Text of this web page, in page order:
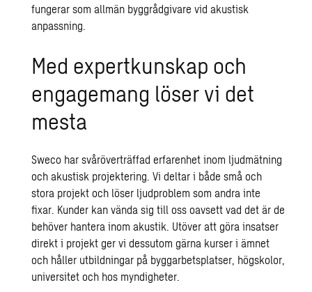
fungerar som allmän byggrådgivare vid akustisk
anpassning.
Med expertkunskap och
engagemang löser vi det
mesta
Sweco har svåröverträffad erfarenhet inom ljudmätning
och akustisk projektering. Vi deltar i både små och
stora projekt och löser ljudproblem som andra inte
fixar. Kunder kan vända sig till oss oavsett vad det är de
behöver hantera inom akustik. Utöver att göra insatser
direkt i projekt ger vi dessutom gärna kurser i ämnet
och håller utbildningar på byggarbetsplatser, högskolor,
universitet och hos myndigheter.